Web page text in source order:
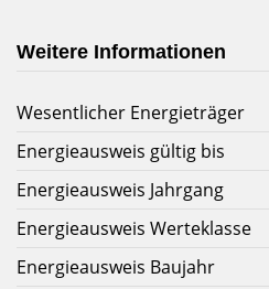
Weitere Informationen
Wesentlicher Energieträger
Energieausweis gültig bis
Energieausweis Jahrgang
Energieausweis Werteklasse
Energieausweis Baujahr